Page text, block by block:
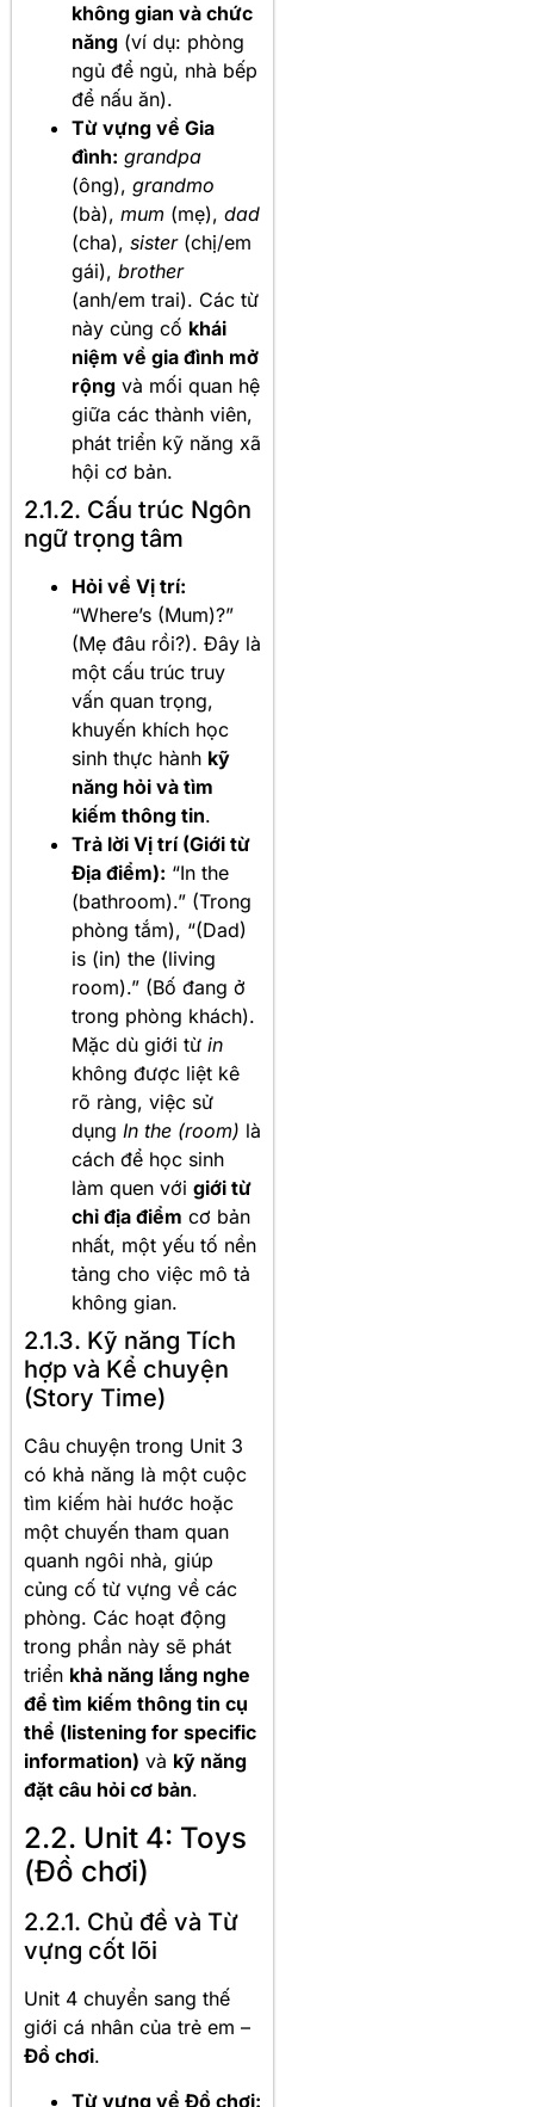
không gian và chức
năng (ví dụ: phòng
ngủ để ngủ, nhà bếp
để nấu ăn).
Từ vựng về Gia
đình: grandpa
(ông), grandmo
(bà), mum (mẹ), dad
(cha), sister(chị/em
gái), brother
(anh/em trai). Các từ
này củng cố khái
niệm về gia đình mở
rộng và mối quan hệ
giữa các thành viên,
phát triển kỹ năng xã
hội cơ bản.
2.1.2. Cấu trúc Ngôn
ngữ trọng tâm
Hỏi về Vị trí:
“Where’s (Mum)?”
(Mẹ đâu rồi?). Đây là
một cấu trúc truy
vấn quan trọng,
khuyến khích học
sinh thực hành kỹ
năng hỏi và tìm
kiếm thông tin.
Trả lời Vị trí (Giới từ
Địa điểm): “In the
(bathroom).” (Trong
phòng tắm), “(Dad)
is (in) the (living
room).” (Bố đang ở
trong phòng khách).
Mặc dù giới từ in
không được liệt kê
rõ ràng, việc sử
dụng In the (room) là
cách để học sinh
làm quen với giới từ
chỉ địa điểm cơ bản
nhất, một yếu tố nền
tảng cho việc mô tả
không gian.
2.1.3. Kỹ năng Tích
hợp và Kể chuyện
(Story Time)
Câu chuyện trong Unit 3
có khả năng là một cuộc
tìm kiếm hài hước hoặc
một chuyến tham quan
quanh ngôi nhà, giúp
củng cố từ vựng về các
phòng. Các hoạt động
trong phần này sẽ phát
triển khả năng lắng nghe
để tìm kiếm thông tin cụ
thể (listening for specific
information) và kỹ năng
đặt câu hỏi cơ bản.
2.2. Unit 4: Toys
(Đồ chơi)
2.2.1. Chủ đề và Từ
vựng cốt lõi
Unit 4 chuyển sang thế
giới cá nhân của trẻ em –
Đồ chơi.
Từ vựng về Đồ chơi: